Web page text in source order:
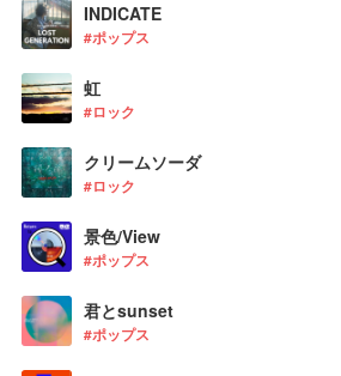
INDICATE
#ポップス
虹
#ロック
クリームソーダ
#ロック
景色/View
#ポップス
君とsunset
#ポップス